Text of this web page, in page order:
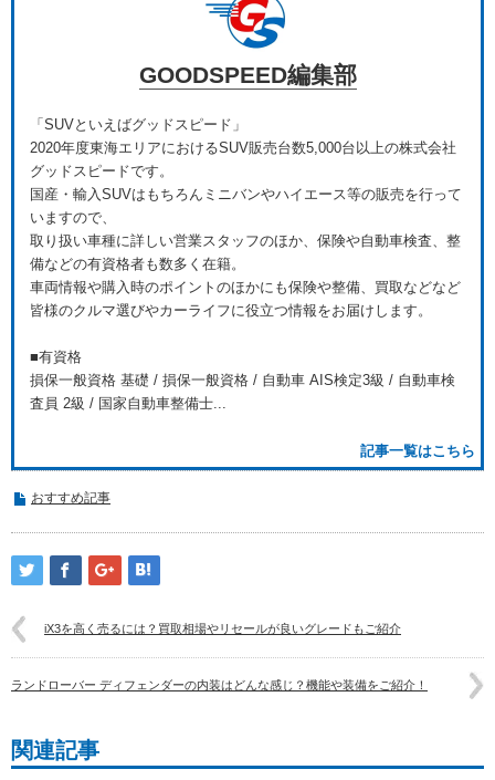
GOODSPEED編集部
「SUVといえばグッドスピード」
2020年度東海エリアにおけるSUV販売台数5,000台以上の株式会社
グッドスピードです。
国産・輸入SUVはもちろんミニバンやハイエース等の販売を行って
いますので、
取り扱い車種に詳しい営業スタッフのほか、保険や自動車検査、整
備などの有資格者も数多く在籍。
車両情報や購入時のポイントのほかにも保険や整備、買取などなど
皆様のクルマ選びやカーライフに役立つ情報をお届けします。
■有資格
損保一般資格 基礎 / 損保一般資格 / 自動車 AIS検定3級 / 自動車検
査員 2級 / 国家自動車整備士...
記事一覧はこちら
おすすめ記事
iX3を高く売るには？買取相場やリセールが良いグレードもご紹介
ランドローバー ディフェンダーの内装はどんな感じ？機能や装備をご紹介！
関連記事